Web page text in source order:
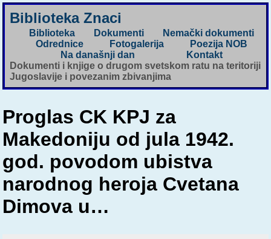
Biblioteka Znaci
Biblioteka Dokumenti
Nemački dokumenti
Odrednice
Fotogalerija
Poezija NOB
Na današnji dan
Kontakt
Dokumenti i knjige o drugom svetskom ratu na teritoriji
Jugoslavije i povezanim zbivanjima
Proglas CK KPJ za
Makedoniju od jula 1942.
god. povodom ubistva
narodnog heroja Cvetana
Dimova u…